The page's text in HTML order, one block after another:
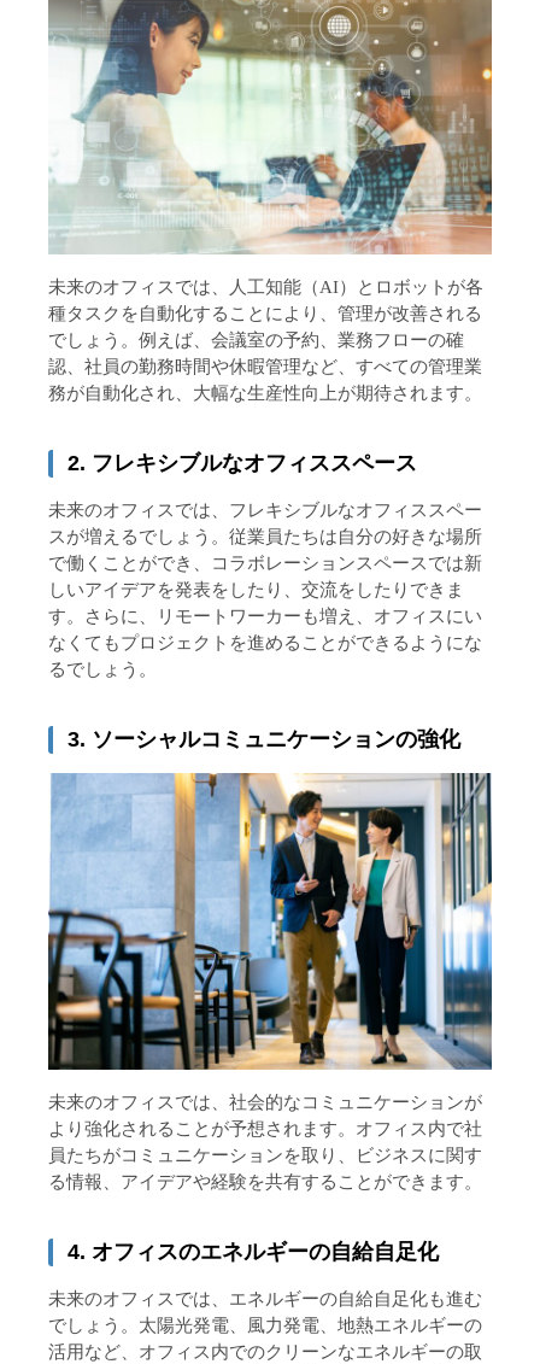
未来のオフィスでは、人工知能（AI）とロボットが各
種タスクを自動化することにより、管理が改善される
でしょう。例えば、会議室の予約、業務フローの確
認、社員の勤務時間や休暇管理など、すべての管理業
務が自動化され、大幅な生産性向上が期待されます。
2. フレキシブルなオフィススペース
未来のオフィスでは、フレキシブルなオフィススペー
スが増えるでしょう。従業員たちは自分の好きな場所
で働くことができ、コラボレーションスペースでは新
しいアイデアを発表をしたり、交流をしたりできま
す。さらに、リモートワーカーも増え、オフィスにい
なくてもプロジェクトを進めることができるようにな
るでしょう。
3. ソーシャルコミュニケーションの強化
未来のオフィスでは、社会的なコミュニケーションが
より強化されることが予想されます。オフィス内で社
員たちがコミュニケーションを取り、ビジネスに関す
る情報、アイデアや経験を共有することができます。
4. オフィスのエネルギーの自給自足化
未来のオフィスでは、エネルギーの自給自足化も進む
でしょう。太陽光発電、風力発電、地熱エネルギーの
活用など、オフィス内でのクリーンなエネルギーの取